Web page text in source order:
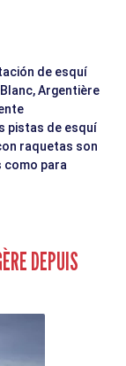
de esquí
Argentière
pistas de esquí
raquetas son
para
DEPUIS